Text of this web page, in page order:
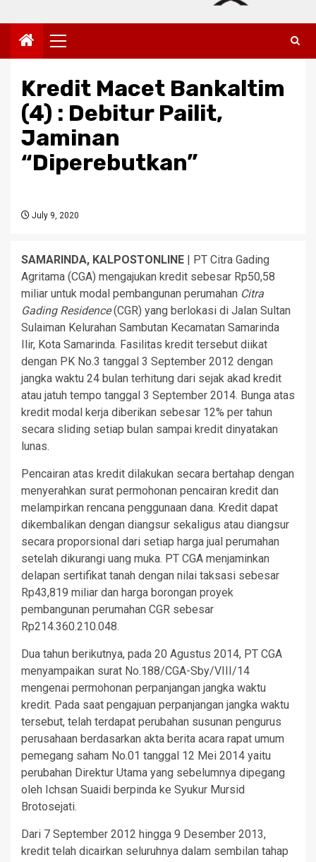
Primary
Menu
Kredit Macet Bankaltim
(4) : Debitur Pailit,
Jaminan
“Diperebutkan”
July 9, 2020
SAMARINDA, KALPOSTONLINE | PT Citra Gading
Agritama (CGA) mengajukan kredit sebesar Rp50,58
miliar untuk modal pembangunan perumahan Citra
Gading Residence(CGR) yang berlokasi di Jalan Sultan
Sulaiman Kelurahan Sambutan Kecamatan Samarinda
Ilir, Kota Samarinda. Fasilitas kredit tersebut diikat
dengan PK No.3 tanggal 3 September 2012 dengan
jangka waktu 24 bulan terhitung dari sejak akad kredit
atau jatuh tempo tanggal 3 September 2014. Bunga atas
kredit modal kerja diberikan sebesar 12% per tahun
secara sliding setiap bulan sampai kredit dinyatakan
lunas.
Pencairan atas kredit dilakukan secara bertahap dengan
menyerahkan surat permohonan pencairan kredit dan
melampirkan rencana penggunaan dana. Kredit dapat
dikembalikan dengan diangsur sekaligus atau diangsur
secara proporsional dari setiap harga jual perumahan
setelah dikurangi uang muka. PT CGA menjaminkan
delapan sertifikat tanah dengan nilai taksasi sebesar
Rp43,819 miliar dan harga borongan proyek
pembangunan perumahan CGR sebesar
Rp214.360.210.048.
Dua tahun berikutnya, pada 20 Agustus 2014, PT CGA
menyampaikan surat No.188/CGA-Sby/VIII/14
mengenai permohonan perpanjangan jangka waktu
kredit. Pada saat pengajuan perpanjangan jangka waktu
tersebut, telah terdapat perubahan susunan pengurus
perusahaan berdasarkan akta berita acara rapat umum
pemegang saham No.01 tanggal 12 Mei 2014 yaitu
perubahan Direktur Utama yang sebelumnya dipegang
oleh Ichsan Suaidi berpinda ke Syukur Mursid
Brotosejati.
Dari 7 September 2012 hingga 9 Desember 2013,
kredit telah dicairkan seluruhnya dalam sembilan tahap